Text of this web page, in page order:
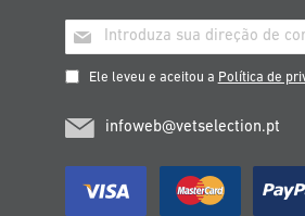
Inscrição
a
nosso
de
Ele leveu e aceitou a Política de
infoweb@vetselection.pt